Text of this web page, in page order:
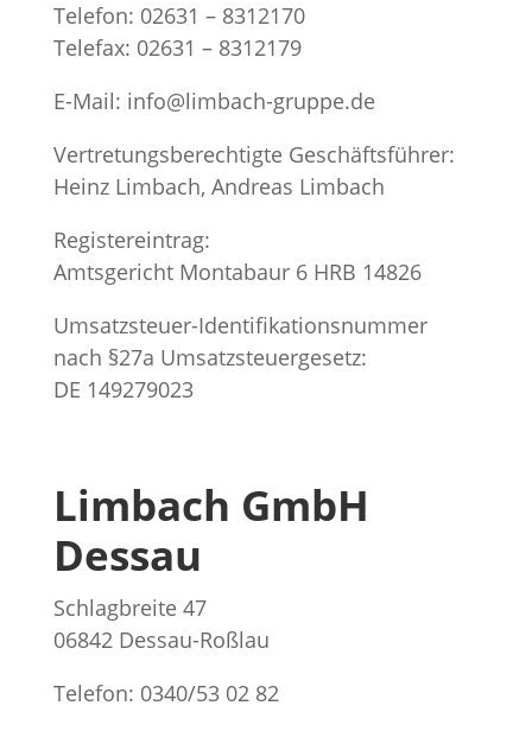
Telefon: 02631 – 8312170
Telefax: 02631 – 8312179
E-Mail: info@limbach-gruppe.de
Vertretungsberechtigte Geschäftsführer:
Heinz Limbach, Andreas Limbach
Registereintrag:
Amtsgericht Montabaur 6 HRB 14826
Umsatzsteuer-Identifikationsnummer
nach §27a Umsatzsteuergesetz:
DE 149279023
Limbach GmbH
Dessau
Schlagbreite 47
06842 Dessau-Roßlau
Telefon: 0340/53 02 82